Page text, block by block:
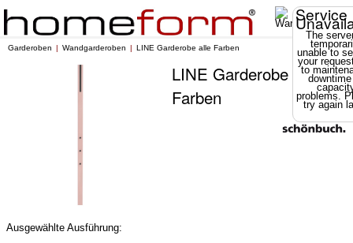
Service
The
unable to
your
to
problems.
try again
Garderoben Wandgarderoben LINE Garderobe alle Farben
LINE Garderobe alle
Farben
Ausgewählte Ausführung: